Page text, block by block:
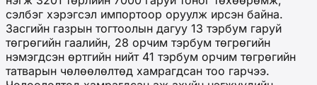
сэлбэг хэрэгсэл импортоор оруулж ирсэн байна.
Засгийн газрын тогтоолын дагуу 13 тэрбум гаруй
төгрөгийн гаалийн, 28 орчим тэрбум төгрөгийн
нэмэгдсэн өртгийн нийт 41 тэрбум орчим төгрөгийн
татварын чөлөөлөлтөд хамрагдсан тоо гарчээ.